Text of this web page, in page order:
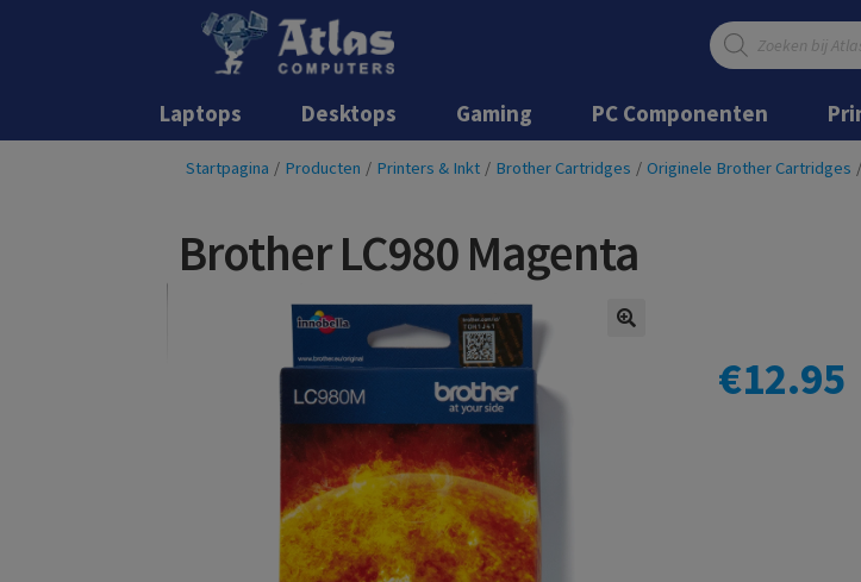
Ga
naar
Ga
inhoud
Producten
zoeken
Laptops Desktops Gaming PC Componenten
Startpagina / Producten / Printers & Inkt / Brother Cartridges / Originele Brother Cartridges /
Brother LC980 Magenta
€12.95